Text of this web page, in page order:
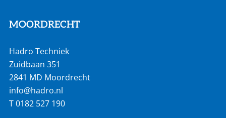
MOORDRECHT
Hadro Techniek
Zuidbaan 351
2841 MD Moordrecht
info@hadro.nl
T0182 527 190